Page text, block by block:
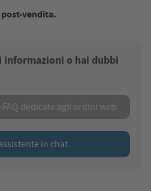
vendita.
informazioni o hai dubbi
dedicate agli ordini web
in chat